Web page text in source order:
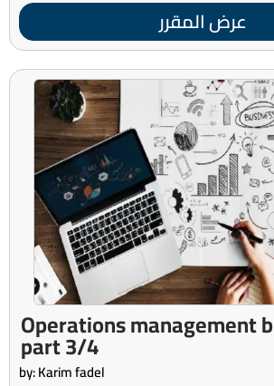
عرض المقرر
Operations management
part 3/4
by: Karim fadel